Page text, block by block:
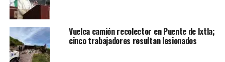
Vuelca camión recolector en Puente de Ixtla;
cinco trabajadores resultan lesionados